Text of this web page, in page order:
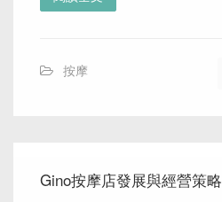
按摩
Gino按摩店發展與經營策略